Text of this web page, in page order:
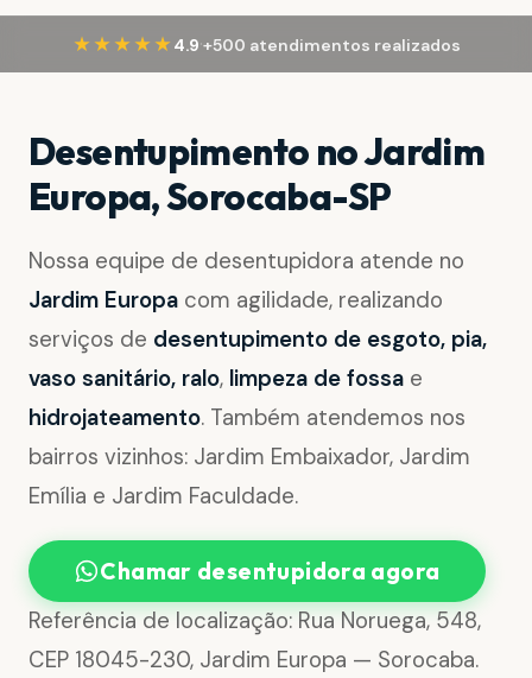
★★★★★ 4.9·+500 atendimentos realizados
Desentupimento no Jardim
Europa, Sorocaba-SP
Nossa equipe de desentupidora atende no
Jardim Europa com agilidade, realizando
serviços de desentupimento de esgoto, pia,
vaso sanitário, ralo, limpeza de fossa e
hidrojateamento. Também atendemos nos
bairros vizinhos: Jardim Embaixador, Jardim
Emília e Jardim Faculdade.
Chamar desentupidora agora
Referência de localização: Rua Noruega, 548,
CEP 18045-230, Jardim Europa — Sorocaba.